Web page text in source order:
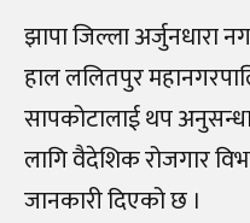
झापा जिल्ला अर्जुनधारा
हाल ललितपुर
सापकोटालाई थप
लागि वैदेशिक रोजगार
जानकारी दिएको छ ।